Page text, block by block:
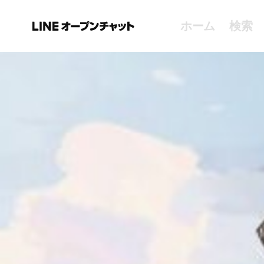
ホーム 検索